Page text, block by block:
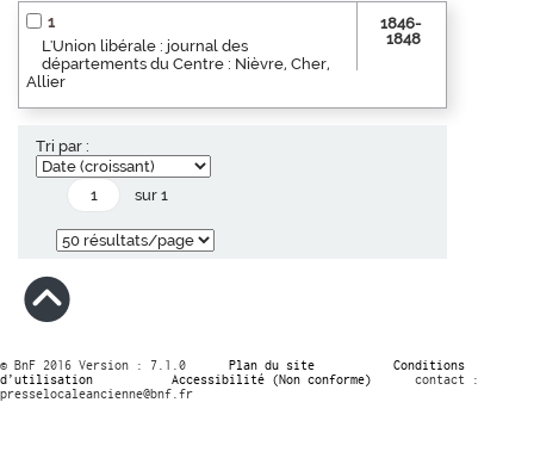
1
L'Union libérale : journal des
départements du Centre : Nièvre, Cher,
Allier
1846-
1848
Tri par :
sur 1
© BnF 2016 Version : 7.1.0 Plan du site
Conditions
d’utilisation
Accessibilité (Non conforme)
contact :
presselocaleancienne@bnf.fr